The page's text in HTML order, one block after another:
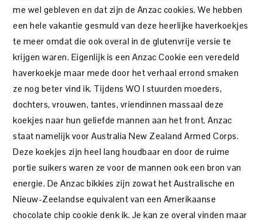
me wel gebleven en dat zijn de Anzac cookies. We hebben
een hele vakantie gesmuld van deze heerlijke haverkoekjes
te meer omdat die ook overal in de glutenvrije versie te
krijgen waren. Eigenlijk is een Anzac Cookie een veredeld
haverkoekje maar mede door het verhaal errond smaken
ze nog beter vind ik. Tijdens WO I stuurden moeders,
dochters, vrouwen, tantes, vriendinnen massaal deze
koekjes naar hun geliefde mannen aan het front. Anzac
staat namelijk voor Australia New Zealand Armed Corps.
Deze koekjes zijn heel lang houdbaar en door de ruime
portie suikers waren ze voor de mannen ook een bron van
energie. De Anzac bikkies zijn zowat het Australische en
Nieuw-Zeelandse equivalent van een Amerikaanse
chocolate chip cookie denk ik. Je kan ze overal vinden maar